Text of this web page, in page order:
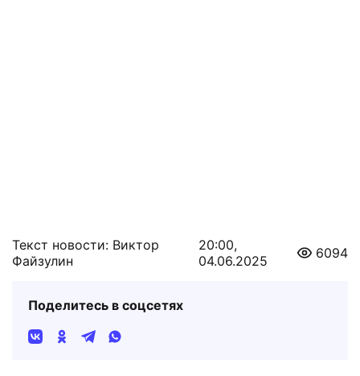
Текст новости: Виктор
Файзулин
20:00,
04.06.2025
6094
Поделитесь в соцсетях